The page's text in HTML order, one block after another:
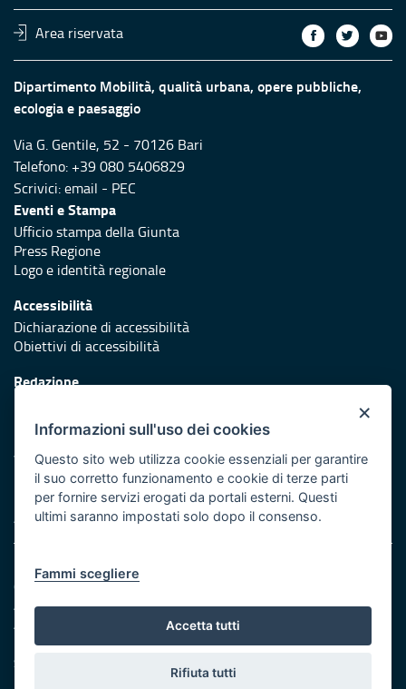
Area riservata
Dipartimento Mobilità, qualità urbana, opere pubbliche,
ecologia e paesaggio
Via G. Gentile, 52 - 70126 Bari
Telefono: +39 080 5406829
Scrivici:email - PEC
Eventi e Stampa
Ufficio stampa della Giunta
Press Regione
Logo e identità regionale
Accessibilità
Dichiarazione di accessibilità
Obiettivi di accessibilità
Redazione
Protezione civile
Vai al sito di Protezione Civile Puglia
Iniziativa finanziata con risorse del POR Puglia 2014/2020 -
Asse XI
Note legali
Cookie e privacy
Amministrazione trasparente
Atti di notifica
Feed RSS
Servizi intranet
×
Informazioni sull'uso dei cookies
Questo sito web utilizza cookie essenziali per garantire
il suo corretto funzionamento e cookie di terze parti
per fornire servizi erogati da portali esterni. Questi
ultimi saranno impostati solo dopo il consenso.
Fammi scegliere
Accetta tutti
Rifiuta tutti